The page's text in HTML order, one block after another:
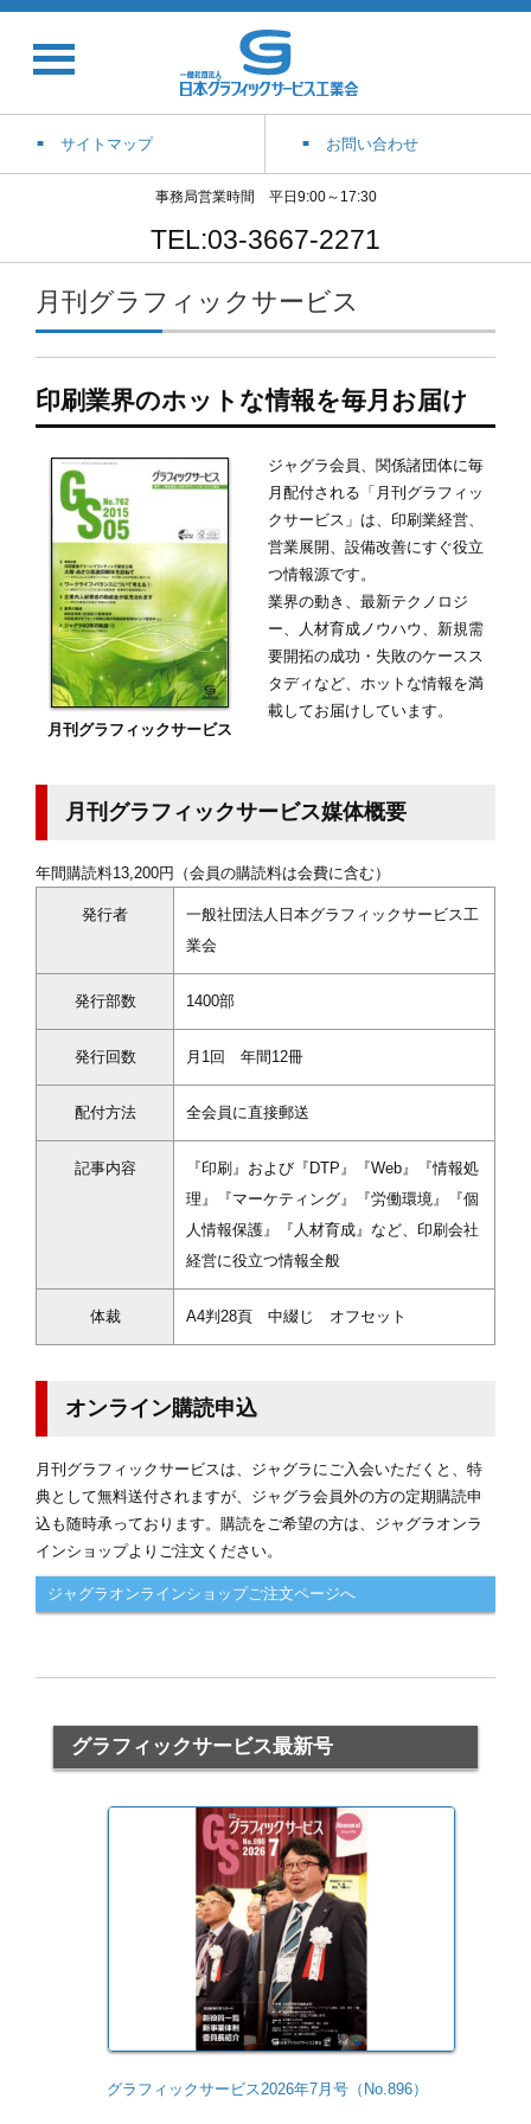
サイトマップ お問い合わせ
事務局営業時間 平日9:00～17:30
TEL:03-3667-2271
月刊グラフィックサービス
印刷業界のホットな情報を毎月お届け
月刊グラフィックサービス
ジャグラ会員、関係諸団体に毎
月配付される「月刊グラフィッ
クサービス」は、印刷業経営、
営業展開、設備改善にすぐ役立
つ情報源です。
業界の動き、最新テクノロジ
ー、人材育成ノウハウ、新規需
要開拓の成功・失敗のケースス
タディなど、ホットな情報を満
載してお届けしています。
月刊グラフィックサービス媒体概要
年間購読料13,200円（会員の購読料は会費に含む）
発行者
一般社団法人日本グラフィックサービス工
業会
発行部数 1400部
発行回数 月1回 年間12冊
配付方法 全会員に直接郵送
記事内容
『印刷』および『DTP』『Web』『情報処
理』『マーケティング』『労働環境』『個
人情報保護』『人材育成』など、印刷会社
経営に役立つ情報全般
体裁 A4判28頁 中綴じ オフセット
オンライン購読申込
月刊グラフィックサービスは、ジャグラにご入会いただくと、特
典として無料送付されますが、ジャグラ会員外の方の定期購読申
込も随時承っております。購読をご希望の方は、ジャグラオンラ
インショップよりご注文ください。
ジャグラオンラインショップご注文ページへ
グラフィックサービス最新号
グラフィックサービス2026年7月号（No.896）